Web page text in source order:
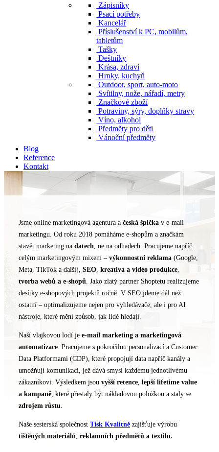
Zápisníky
Psací potřeby
Kancelář
Příslušenství k PC, mobilům,
tabletům
Tašky
Deštníky
Krása, zdraví
Hrnky, kuchyň
Outdoor, sport, auto-moto
Svítilny, nože, nářadí, metry
Značkové zboží
Potraviny, sýry, doplňky stravy
Víno, alkohol
Předměty pro děti
Vánoční předměty
Blog
Reference
Kontakt
Jsme online marketingová agentura a česká špička v e-mail
marketingu. Od roku 2018 pomáháme e-shopům a značkám
stavět marketing na datech , ne na odhadech. Pracujeme napříč
celým marketingovým mixem – výkonnostní reklama (Google,
Meta, TikTok a další), SEO kreativa a video produkce
tvorba webů a e-shopů . Jako zlatý partner Shoptetu realizujeme
desítky e-shopových projektů ročně. V SEO jdeme dál než
ostatní – optimalizujeme nejen pro vyhledávače, ale i pro AI
nástroje, které mění způsob, jak lidé hledají.
Naší vlajkovou lodí je e-mail marketing a marketingová
automatizace . Pracujeme s pokročilou personalizací a Customer
Data Platformami (CDP), které propojují data napříč kanály a
umožňují komunikaci, jež dává smysl každému jednotlivému
zákazníkovi. Výsledkem jsou vyšší retence lepší lifetime value
a kampaně , které přestaly být nákladovou položkou a staly se
zdrojem růstu
Naše sesterská společnost Tisk Kvalitně zajišťuje výrobu
tištěných materiálů reklamních předmětů a textilu.